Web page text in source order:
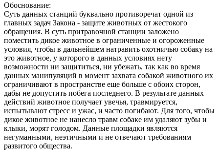
Обоснование:
Суть данных станций буквально противоречат одной из
главных задач Закона - защите животных от жестокого
обращения. В суть притравочной станции заложено
поместить дикое животное в ограниченные и огороженные
условия, чтобы в дальнейшем натравить охотничью собаку на
это животное, у которого в данных условиях нету
возможности ни защититься, ни убежать, так как во время
данных манипуляций в момент захвата собакой животного их
ограничивают в пространстве еще больше с обоих сторон,
дабы не допустить побега последнего. В результате данных
действий животное получает увечья, травмируется,
испытывают стресс и ужас, и часто погибают. Для того, чтобы
дикое животное не нанесло травм собаке им удаляют зубы и
клыки, морят голодом. Данные площадки являются
негуманными, неэтичными и не отвечают требованиям
развитого общества.